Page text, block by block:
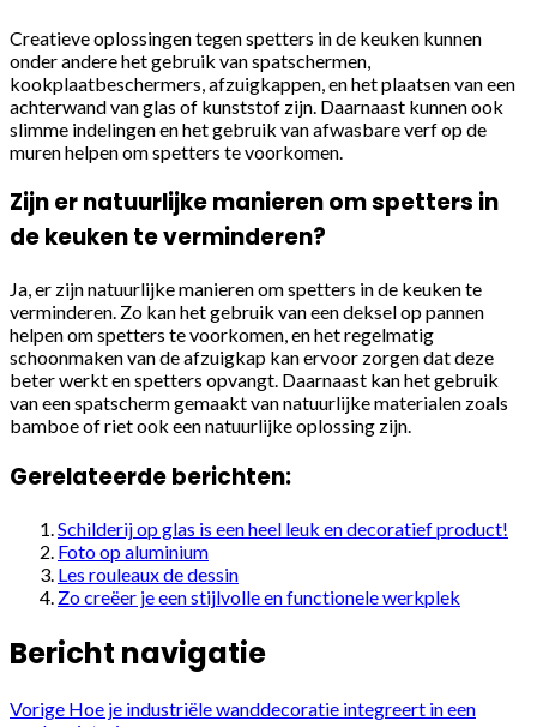
Creatieve oplossingen tegen spetters in de keuken kunnen
onder andere het gebruik van spatschermen,
kookplaatbeschermers, afzuigkappen, en het plaatsen van een
achterwand van glas of kunststof zijn. Daarnaast kunnen ook
slimme indelingen en het gebruik van afwasbare verf op de
muren helpen om spetters te voorkomen.
Zijn er natuurlijke manieren om spetters in
de keuken te verminderen?
Ja, er zijn natuurlijke manieren om spetters in de keuken te
verminderen. Zo kan het gebruik van een deksel op pannen
helpen om spetters te voorkomen, en het regelmatig
schoonmaken van de afzuigkap kan ervoor zorgen dat deze
beter werkt en spetters opvangt. Daarnaast kan het gebruik
van een spatscherm gemaakt van natuurlijke materialen zoals
bamboe of riet ook een natuurlijke oplossing zijn.
Gerelateerde berichten:
Schilderij op glas is een heel leuk en decoratief product!
Foto op aluminium
Les rouleaux de dessin
Zo creëer je een stijlvolle en functionele werkplek
Bericht navigatie
Vorige Hoe je industriële wanddecoratie integreert in een